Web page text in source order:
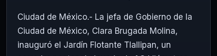
Ciudad de México.- La jefa de Gobierno de la
Ciudad de México, Clara Brugada Molina,
inauguró el Jardín Flotante Tlallipan, un